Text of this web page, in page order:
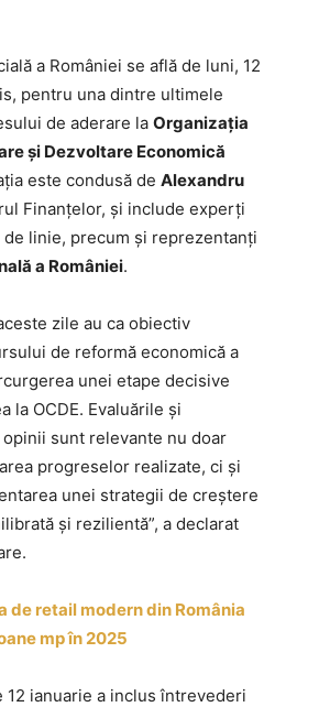
a României se află de luni, 12
pentru una dintre ultimele
de aderare la Organizația
și Dezvoltare Economică
este condusă de Alexandru
Finanțelor, și include experți
linie, precum și reprezentanți
a României.
zile au ca obiectiv
de reformă economică a
unei etape decisive
la OCDE. Evaluările și
sunt relevante nu doar
progreselor realizate, ci și
unei strategii de creștere
și rezilientă”, a declarat
de retail modern din România
mp în 2025
12 ianuarie a inclus întrevederi